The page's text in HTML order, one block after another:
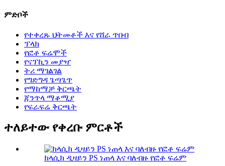
ምድቦች
የተቀረጹ ህትመቶች እና የሸራ ጥበብ
ፕላክ
የፎቶ ፍሬሞች
የናፕኪን መያዣ
ትሪ ማገልገል
የግድግዳ ጌጣጌጥ
የማከማቻ ቅርጫት
ጃንጥላ ማቆሚያ
የፍራፍሬ ቅርጫት
ተለይተው የቀረቡ ምርቶች
ክላሲክ ዲዛይን PS ነጠላ እና ባለብዙ የፎቶ ፍሬም